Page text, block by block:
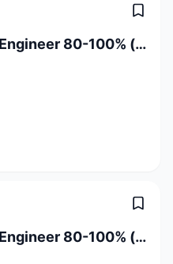
Senior Software Engineer 80-100% (w/m/d)
Senior Software Engineer 80-100% (w/m/d)